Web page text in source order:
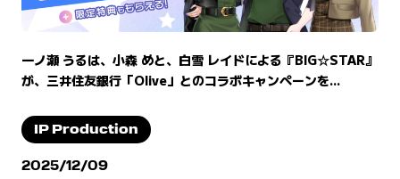
一ノ瀬 うるは、小森 めと、白雪 レイドによる『BIG☆STAR』
が、三井住友銀行「Olive」とのコラボキャンペーンを...
IP Production
2025/12/09